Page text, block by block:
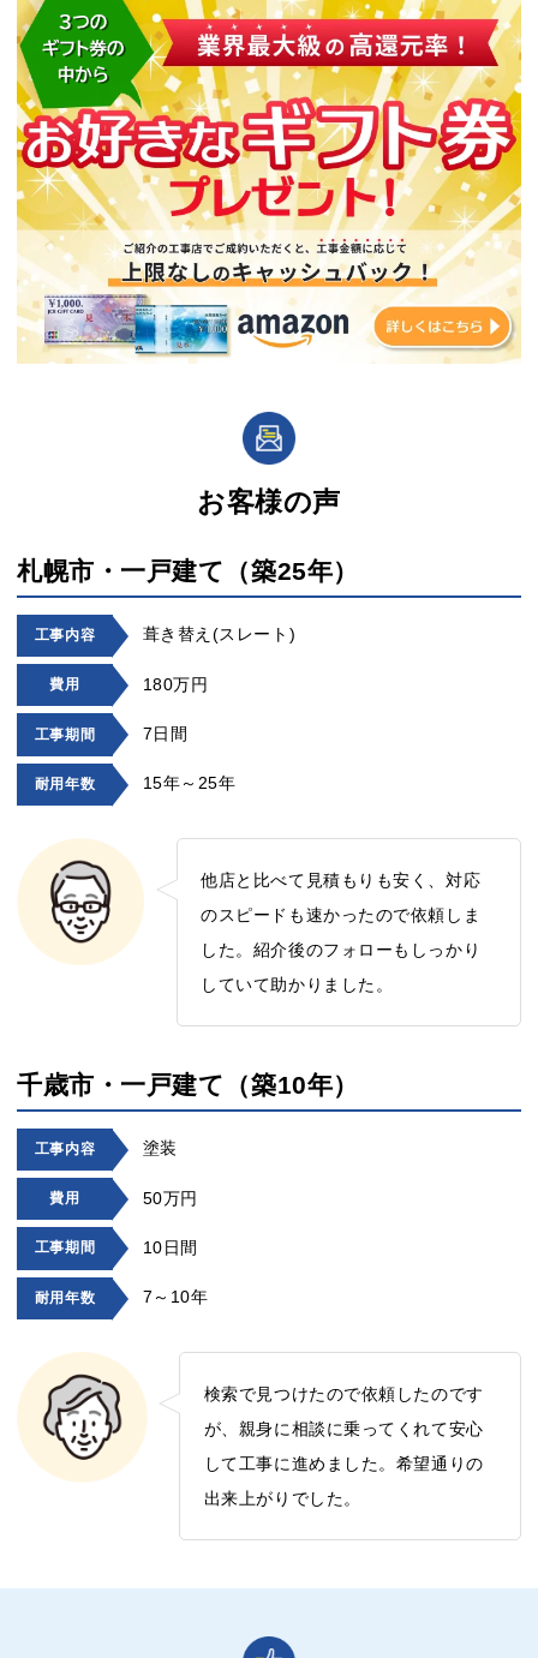
お客様の声
札幌市・一戸建て（築25年）
工事内容 葺き替え(スレート)
費用 180万円
工事期間 7日間
耐用年数 15年～25年
他店と比べて見積もりも安く、対応
のスピードも速かったので依頼しま
した。紹介後のフォローもしっかり
していて助かりました。
千歳市・一戸建て（築10年）
工事内容 塗装
費用 50万円
工事期間 10日間
耐用年数 7～10年
検索で見つけたので依頼したのです
が、親身に相談に乗ってくれて安心
して工事に進めました。希望通りの
出来上がりでした。